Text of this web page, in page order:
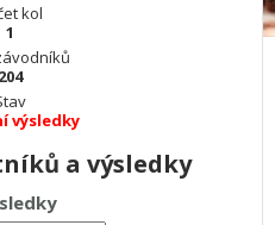
kol
1
204
výsledky
a výsledky